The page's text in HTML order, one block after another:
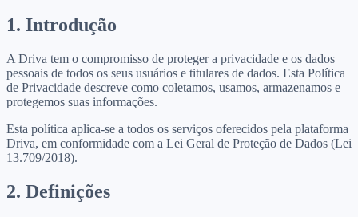
1. Introdução
A Driva tem o compromisso de proteger a privacidade e os dados
pessoais de todos os seus usuários e titulares de dados. Esta Política
de Privacidade descreve como coletamos, usamos, armazenamos e
protegemos suas informações.
Esta política aplica-se a todos os serviços oferecidos pela plataforma
Driva, em conformidade com a Lei Geral de Proteção de Dados (Lei
13.709/2018).
2. Definições